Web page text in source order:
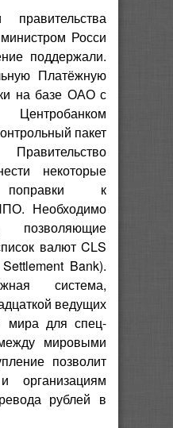
Росси
поддержали.
Платёжную
на базе ОАО с
пакет
некоторые
поправки к
Необходимо
позволяющие
валют CLS
Bank).
система,
ведущих
мира для спец-
мировыми
позволит
организациям
рублей в